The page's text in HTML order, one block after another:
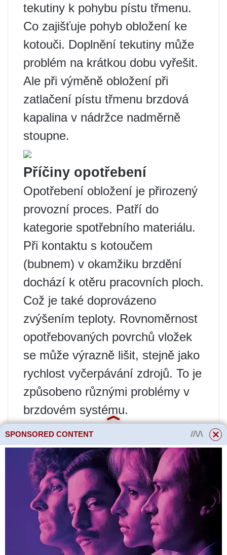
tekutiny k pohybu pístu třmenu.
Co zajišťuje pohyb obložení ke
kotouči. Doplnění tekutiny může
problém na krátkou dobu vyřešit.
Ale při výměně obložení při
zatlačení pístu třmenu brzdová
kapalina v nádržce nadměrně
stoupne.
Příčiny opotřebení
Opotřebení obložení je přirozený
provozní proces. Patří do
kategorie spotřebního materiálu.
Při kontaktu s kotoučem
(bubnem) v okamžiku brzdění
dochází k otěru pracovních ploch.
Což je také doprovázeno
zvýšením teploty. Rovnoměrnost
opotřebovaných povrchů vložek
se může výrazně lišit, stejně jako
rychlost vyčerpávání zdrojů. To je
způsobeno různými problémy v
brzdovém systému.
Mezi důvody, které ovlivňují
stupeň opotřebení podšívky,
patří:
Kvalita třecí vrstvy. Kritérium je
charakterizováno výhradně
výrobcem dílů a technologiemi
SPONSORED CONTENT